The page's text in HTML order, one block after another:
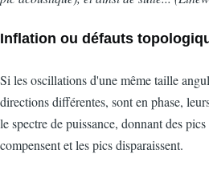
Inflation ou défauts
Si les oscillations d'une même taille
directions différentes, sont en phase,
le spectre de puissance, donnant des
compensent et les pics disparaissent.